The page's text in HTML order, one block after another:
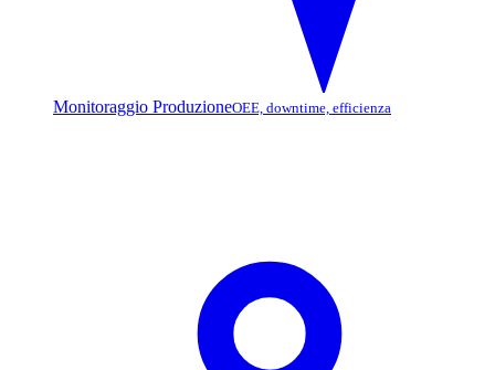
Monitoraggio ProduzioneOEE, downtime, efficienza